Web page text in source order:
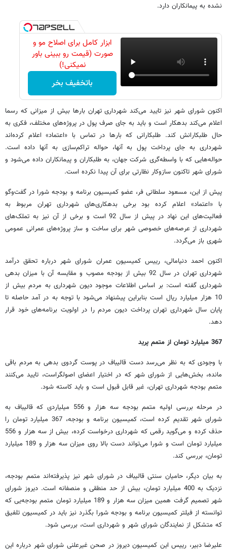
نشده به پیمانکاران دارد.
ابزار کامل برای اصلاح مو و
صورت (قیمت رو ببینی باور
نمیکنی!)
باتخفیف بخر
اکنون شورای شهر نیز تایید می‌کند شهرداری تهران بارها بیش از میزانی که رسما
اعلام می‌کند بدهکار است و باید به جای صرف پول در پروژه‌های مختلف، فکری به
حال طلبکارانش کند. طلبکارانی که بارها در تماس با «اعتماد» اعلام کرده‌اند
شهرداری به جای پرداخت پول به آنها، حواله تراکم‌سازی به آنها داده است.
حواله‌هایی که با واسطه‌گری شرکت جهان، به طلبکاران و پیمانکاران داده می‌شود و
شورای شهر تاکنون سازوکار نظارتی برای آن پیدا نکرده است.
پیش از این، مسعود سلطانی فر، عضو کمیسیون برنامه و بودجه شورا در گفت‌وگو
با «اعتماد» اعلام کرده بود برخی بدهکاری‌های شهرداری تهران مربوط به
فعالیت‌های این نهاد در پیش از سال 92 است و برخی از آن نیز به تملک‌های
شهرداری از عرصه‌های خصوصی شهر برای ساخت و ساز پروژه‌های عمرانی عمومی
شهری باز می‌گردد.
اکنون احمد دنیامالی، رییس کمیسیون عمران شورای شهر درباره تحقق درآمد
شهرداری تهران در سال 92 بیش از بودجه مصوب و مقایسه آن با میزان بدهی
شهرداری گفته است: بر اساس اطلاعات موجود دیون شهرداری به مردم بیش از
10 هزار میلیارد ریال است بنابراین پیشنهاد می‌شود با توجه به در آمد حاصله تا
پایان سال شهرداری تهران پرداخت دیون مردم را در اولویت برنامه‌های خود قرار
دهد.
367 میلیارد تومان از متمم پرید
با وجودی که به نظر می‌رسد دست قالیباف در پوست گردوی بدهی به مردم باقی
مانده، بخش‌هایی از شورای شهر که در اختیار اعضای اصولگراست، تایید می‌کنند
متمم بودجه شهرداری تهران، غیر قابل قبول است و باید کاسته شود.
در مرحله بررسی اولیه متمم بودجه سه هزار و 556 میلیاردی که قالیباف به
شورای شهر تقدیم کرده است، کمیسیون برنامه و بودجه، 367 میلیارد تومان را
حذف کرده و می‌گوید رقمی که شهرداری درخواست کرده، بیش از سه هزار و 556
میلیارد تومان است و شورا می‌تواند دست بالا روی میزان سه هزار و 189 میلیارد
تومان، بررسی کند.
به بیان دیگر، حامیان سنتی قالیباف در شورای شهر نیز پذیرفته‌اند متمم بودجه،
نزدیک به 400 میلیارد تومان، بیش از حد منطقی و منصفانه است. دیروز شورای
شهر تصمیم گرفت همین میزان سه هزار و 189 میلیارد تومان متمم بودجه‌یی که
توانسته از فیلتر کمیسیون برنامه و بودجه شورا بگذرد نیز باید در کمیسیون تلفیق
که متشکل از نمایندگان شورای شهر و شهرداری است، بررسی شود.
علیرضا دبیر، رییس این کمیسیون دیروز در صحن غیرعلنی شورای شهر درباره این